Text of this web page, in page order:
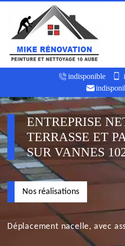
indisponible
ENTREPRISE
TERRASSE ET
SUR VANNES
Nos réalisations
Déplacement nacelle, avec